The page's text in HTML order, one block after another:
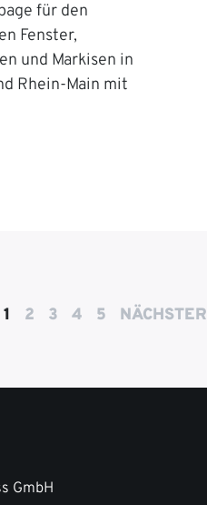
für den
Fenster,
und Markisen in
Rhein-Main mit
1 2 3 4 5 NÄCHSTER
GmbH